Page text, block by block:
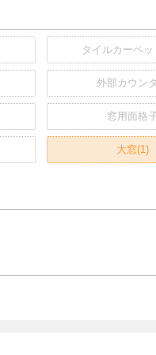
タイルカーペッ
外部カウン
窓用面格
大窓(1)